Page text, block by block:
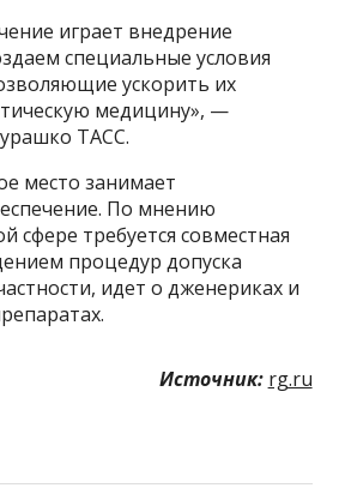
играет внедрение
специальные условия
ускорить их
медицину», —
ТАСС.
место занимает
По мнению
сфере требуется совместная
процедур допуска
идет о дженериках и
Источник: rg.ru